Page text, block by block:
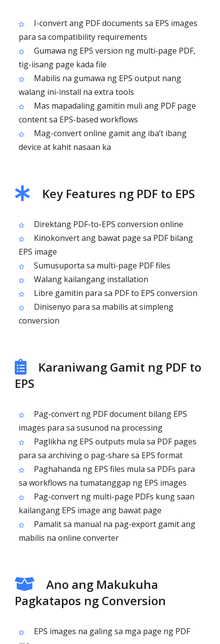
I-convert ang PDF documents sa EPS images
para sa compatibility requirements
Gumawa ng EPS version ng multi-page PDF,
tig-iisang page kada file
Mabilis na gumawa ng EPS output nang
walang ini-install na extra tools
Mas mapadaling gamitin muli ang PDF page
content sa EPS-based workflows
Mag-convert online gamit ang iba’t ibang
device at kahit nasaan ka
Key Features ng PDF to EPS
Direktang PDF-to-EPS conversion online
Kinokonvert ang bawat page sa PDF bilang
EPS image
Sumusuporta sa multi-page PDF files
Walang kailangang installation
Libre gamitin para sa PDF to EPS conversion
Dinisenyo para sa mabilis at simpleng
conversion
Karaniwang Gamit ng PDF to
EPS
Pag-convert ng PDF document bilang EPS
images para sa susunod na processing
Paglikha ng EPS outputs mula sa PDF pages
para sa archiving o pag-share sa EPS format
Paghahanda ng EPS files mula sa PDFs para
sa workflows na tumatanggap ng EPS images
Pag-convert ng multi-page PDFs kung saan
kailangang EPS image ang bawat page
Pamalit sa manual na pag-export gamit ang
mabilis na online converter
Ano ang Makukuha
Pagkatapos ng Conversion
EPS images na galing sa mga page ng PDF